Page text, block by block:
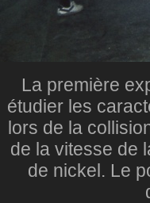
La première
étudier les
lors de la
de la vitesse de
de nickel. Le